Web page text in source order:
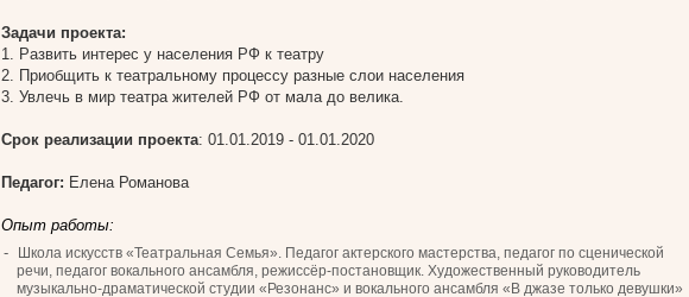
Задачи проекта:
1. Развить интерес у населения РФ к театру
2. Приобщить к театральному процессу разные слои населения
3. Увлечь в мир театра жителей РФ от мала до велика.
Срок реализации проекта: 01.01.2019 - 01.01.2020
Педагог: Елена Романова
Опыт работы:
Школа искусств «Театральная Семья». Педагог актерского мастерства, педагог по сценической
речи, педагог вокального ансамбля, режиссёр-постановщик. Художественный руководитель
музыкально-драматической студии «Резонанс» и вокального ансамбля «В джазе только девушки»